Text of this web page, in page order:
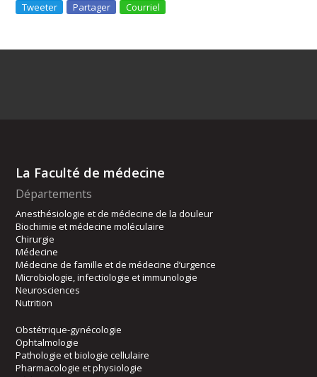
Tweeter Partager Courriel
La Faculté de médecine
Départements
Anesthésiologie et de médecine de la douleur
Biochimie et médecine moléculaire
Chirurgie
Médecine
Médecine de famille et de médecine d’urgence
Microbiologie, infectiologie et immunologie
Neurosciences
Nutrition
Obstétrique-gynécologie
Ophtalmologie
Pathologie et biologie cellulaire
Pharmacologie et physiologie